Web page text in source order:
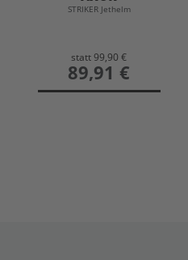
Weiterlesen weniger
STRIKER Jethelm
statt99,90 €
preis
89,91 €